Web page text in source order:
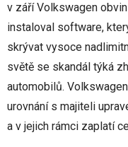
v září Volkswagen
instaloval software,
skrývat vysoce
světě se skandál týká
automobilů.
urovnání s majiteli
a v jejich rámci zaplatí